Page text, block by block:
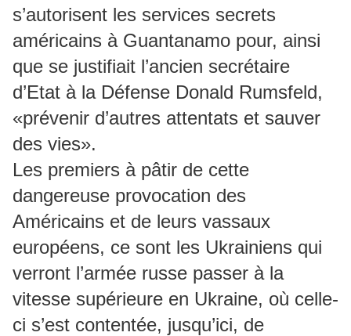
s’autorisent les services secrets
américains à Guantanamo pour, ainsi
que se justifiait l’ancien secrétaire
d’Etat à la Défense Donald Rumsfeld,
«prévenir d’autres attentats et sauver
des vies».
Les premiers à pâtir de cette
dangereuse provocation des
Américains et de leurs vassaux
européens, ce sont les Ukrainiens qui
verront l’armée russe passer à la
vitesse supérieure en Ukraine, où celle-
ci s’est contentée, jusqu’ici, de